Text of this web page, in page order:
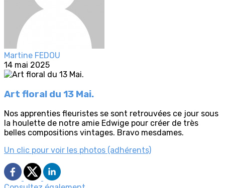
Martine FEDOU
14 mai 2025
Art floral du 13 Mai.
Nos apprenties fleuristes se sont retrouvées ce jour sous
la houlette de notre amie Edwige pour créer de très
belles compositions vintages. Bravo mesdames.
Un clic pour voir les photos (adhérents)